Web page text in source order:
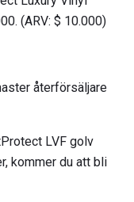
(ARV: $ 10.000)
återförsäljare
LVF golv
kommer du att bli